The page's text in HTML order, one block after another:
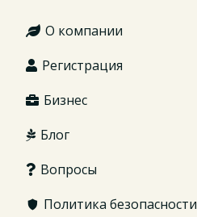
О компании
Регистрация
Бизнес
Блог
Вопросы
Политика безопасности